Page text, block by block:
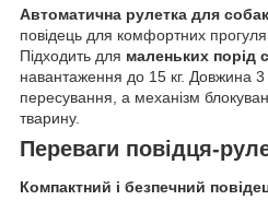
Автоматична рулетка для собак
повідець для комфортних
Підходить для маленьких порід
навантаження до 15 кг. Довжина
пересування, а механізм
тварину.
Переваги повідця-
Компактний і безпечний